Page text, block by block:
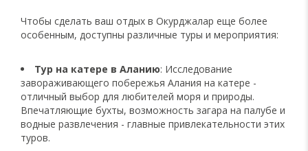
Чтобы сделать ваш отдых в Окурджалар еще более
особенным, доступны различные туры и мероприятия:
Тур на катере в Аланию: Исследование
завораживающего побережья Алания на катере -
отличный выбор для любителей моря и природы.
Впечатляющие бухты, возможность загара на палубе и
водные развлечения - главные привлекательности этих
туров.